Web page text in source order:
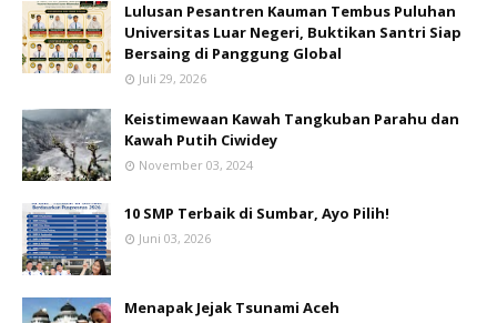
Lulusan Pesantren Kauman Tembus Puluhan
Universitas Luar Negeri, Buktikan Santri Siap
Bersaing di Panggung Global
Juli 29, 2026
Keistimewaan Kawah Tangkuban Parahu dan
Kawah Putih Ciwidey
November 03, 2024
10 SMP Terbaik di Sumbar, Ayo Pilih!
Juni 03, 2026
Menapak Jejak Tsunami Aceh